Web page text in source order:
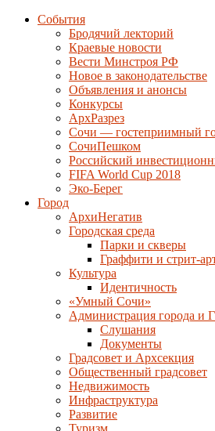
События
Бродячий лекторий
Краевые новости
Вести Минстроя РФ
Новое в законодательстве
Объявления и анонсы
Конкурсы
АрхРазрез
Сочи — гостеприимный
СочиПешком
Российский
FIFA World Cup 2018
Эко-Берег
Город
АрхиНегатив
Городская среда
Парки и скверы
Граффити и стрит-
Культура
Идентичность
«Умный Сочи»
Администрация города и
Слушания
Документы
Градсовет и Архсекция
Общественный градсовет
Недвижимость
Инфраструктура
Развитие
Туризм